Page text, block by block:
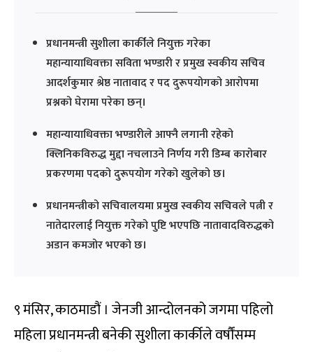
प्रधानमन्त्री सुशीला कार्कीले नियुक्त गरेका
महान्यायाधिवक्ता सविता भण्डारी र प्रमुख स्वकीय सचिव
आदर्शकुमार श्रेष्ठ नातावाद र पद दुरूपयोगको आरोपमा
प्रश्नको घेरामा परेका छन्।
महान्यायाधिवक्ता भण्डारीले आफ्नै लगानी रहेको
क्लिनिकविरुद्ध मुद्दा नचलाउने निर्णय गरी डिम्ब कारोबार
प्रकरणमा पदको दुरूपयोग गरेको खुलेको छ।
प्रधानमन्त्रीको सचिवालयमा प्रमुख स्वकीय सचिवले पत्नी र
नातेदारलाई नियुक्त गरेको पुष्टि भएपछि नातावादविरुद्धको
अडान कमजोर भएको छ।
९ मंसिर, काठमाडौं । जेनजी आन्दोलनको जगमा पहिलो
महिला प्रधानमन्त्री बनेकी सुशीला कार्कीले वर्षौंसम्म